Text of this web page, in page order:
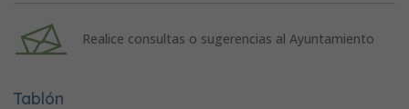
Realice consultas o sugerencias al Ayuntamiento
Tablón